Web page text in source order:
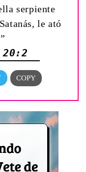
serpiente
le ató